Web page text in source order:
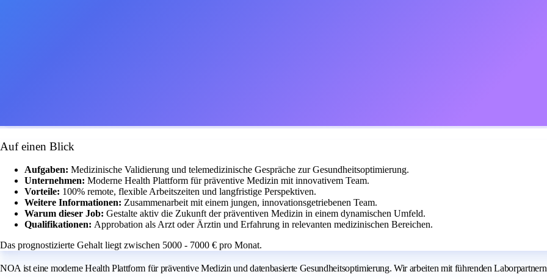
Auf einen Blick
Aufgaben: Medizinische Validierung und telemedizinische Gespräche zur Gesundheitsoptimierung.
Unternehmen: Moderne Health Plattform für präventive Medizin mit innovativem Team.
Vorteile: 100% remote, flexible Arbeitszeiten und langfristige Perspektiven.
Weitere Informationen: Zusammenarbeit mit einem jungen, innovationsgetriebenen Team.
Warum dieser Job: Gestalte aktiv die Zukunft der präventiven Medizin in einem dynamischen Umfeld.
Qualifikationen: Approbation als Arzt oder Ärztin und Erfahrung in relevanten medizinischen Bereichen.
Das prognostizierte Gehalt liegt zwischen 5000 - 7000 € pro Monat.
NOA ist eine moderne Health Plattform für präventive Medizin und datenbasierte Gesundheitsoptimierung. Wir arbeiten mit führenden